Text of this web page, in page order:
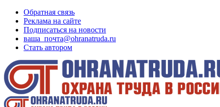
Обратная связь
Реклама на сайте
Подписаться на новости
ваша_почта@ohranatruda.ru
Стать автором